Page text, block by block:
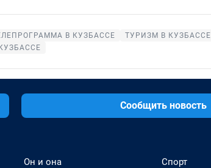
В КУЗБАССЕ ТУРИЗМ В КУЗБАССЕ
Сообщить новость
Он и она
Спорт